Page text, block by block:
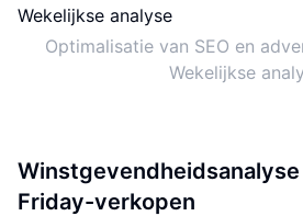
Optimalisatie van SEO en
Wekelijkse
Winstgevendheidsanalyse
Friday-verkopen